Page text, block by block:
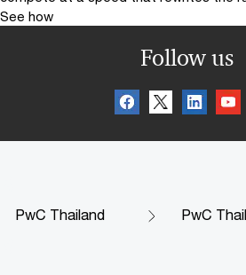
See how
Follow us
PwC Thailand PwC